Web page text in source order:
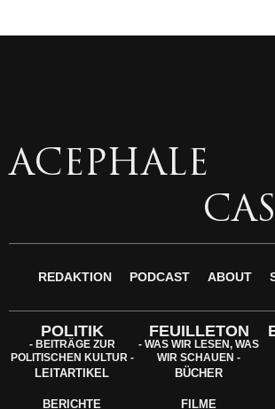
ACEPHALE
REDAKTION PODCAST ABOUT
POLITIK
- BEITRÄGE ZUR
POLITISCHEN KULTUR -
LEITARTIKEL
BERICHTE
FEUILLETON
- WAS WIR LESEN, WAS
WIR SCHAUEN -
BÜCHER
FILME